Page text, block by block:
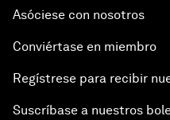
Asóciese con nosotros
Conviértase en miembro
Regístrese para recibir
Suscríbase a nuestros